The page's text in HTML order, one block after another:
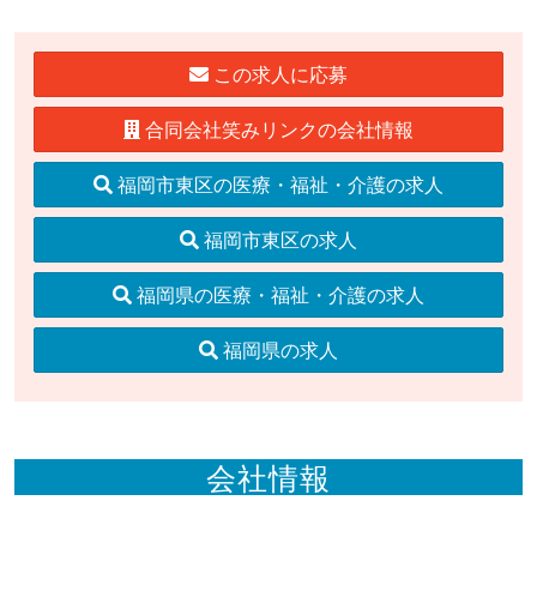
この求人に応募
合同会社笑みリンクの会社情報
福岡市東区の医療・福祉・介護の求人
福岡市東区の求人
福岡県の医療・福祉・介護の求人
福岡県の求人
会社情報